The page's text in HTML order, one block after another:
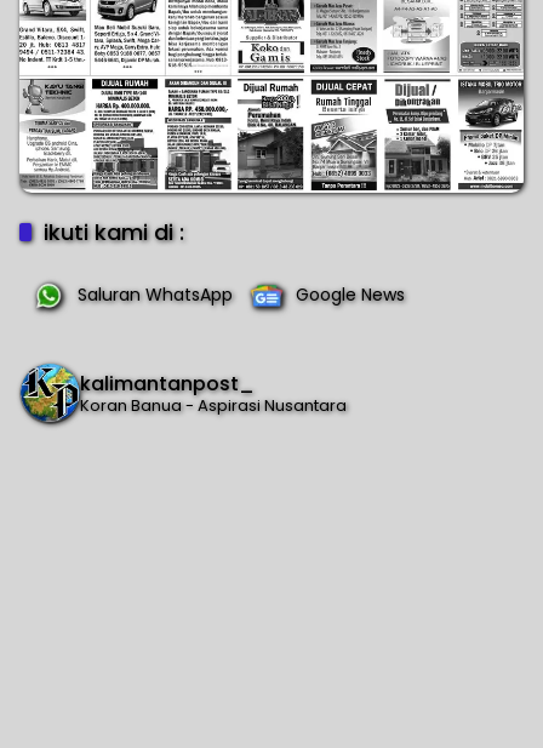
ikuti kami di :
Saluran WhatsApp Google News
kalimantanpost_
Koran Banua - Aspirasi Nusantara